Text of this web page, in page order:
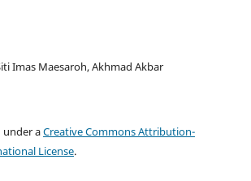
Imas Maesaroh, Akhmad Akbar
under aCreative Commons Attribution-
License.